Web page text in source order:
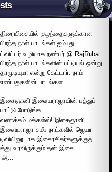
திரையிசையில் குழந்தைகளுக்கான
பிறந்த நாள் பாடல்கள் ஐம்பது
ட்விட்டர் வழியாக நண்பர் @ RajRuba
பிறந்த நாள் பாடல்களின் பட்டியல் ஒன்று
தரமுடியுமா என்று கேட்டார். நாம்
எண்பதுகளின் பாடல்கள...
இசைஞானி இளையராஜாவின் பத்துப்
பாட்டு போடுங்க
வணக்கம் மக்கள்ஸ்! இசைஞானி
இளையராஜா சமீப நாட்களில் ஜெயா
டிவியினூடாக இசைரசிகர்களுக்குத்
வரவிருக்கும் தன் இசை
அ...